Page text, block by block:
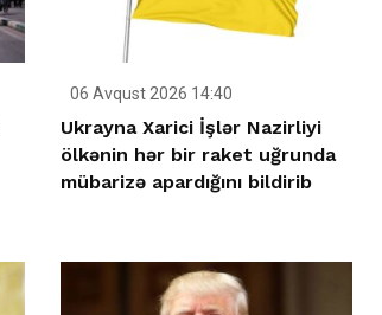
06 Avqust 2026 14:40
Ukrayna Xarici İşlər Nazirliyi
ölkənin hər bir raket uğrunda
mübarizə apardığını bildirib